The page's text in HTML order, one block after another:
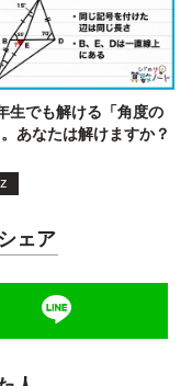
生でも解ける「角度の
あなたは解けますか？
ェア